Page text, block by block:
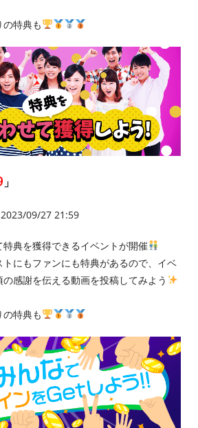
の特典も
」
09/27 21:59
典を獲得できるイベントが開催
にもファンにも特典があるので、イベ
感謝を伝える動画を投稿してみよう
特典も